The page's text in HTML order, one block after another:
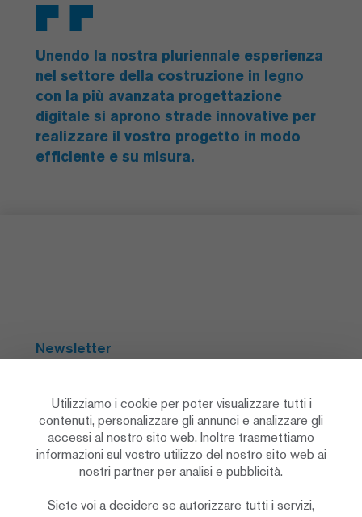
Unendo la nostra pluriennale esperienza
nel settore della costruzione in legno
con la più avanzata progettazione
digitale si aprono strade innovative per
realizzare il vostro progetto in modo
efficiente e su misura.
Newsletter
Social Media
Utilizziamo i cookie per poter visualizzare tutti i
contenuti, personalizzare gli annunci e analizzare gli
accessi al nostro sito web. Inoltre trasmettiamo
informazioni sul vostro utilizzo del nostro sito web ai
nostri partner per analisi e pubblicità.
Siete voi a decidere se autorizzare tutti i servizi,